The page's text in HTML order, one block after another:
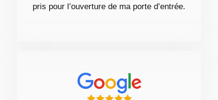
pris pour l’ouverture de ma porte d’entrée.